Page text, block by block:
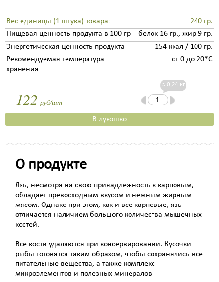
Вес единицы (1 штука) товара:
240 гр.
Пищевая ценность продукта в 100 гр
белок 16 гр., жир 9 гр.
Энергетическая ценность продукта
154 ккал / 100 гр.
Рекомендуемая температура
хранения
от 0 до 20*С
122 руб/шт
≈ 0,24 кг
В лукошко
О продукте
Язь, несмотря на свою принадлежность к карповым,
обладает превосходным вкусом и нежным жирным
мясом. Однако при этом, как и все карповые, язь
отличается наличием большого количества мышечных
костей.
Все кости удаляются при консервировании. Кусочки
рыбы готовятся таким образом, чтобы сохранялись все
питательные вещества, а также комплекс
микроэлементов и полезных минералов.